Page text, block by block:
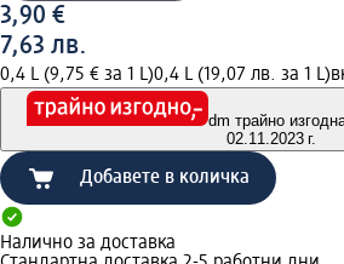
3,90 €
7,63 лв.
0,4 L (9,75 € за 1 L)0,4 L (19,07 лв. за 1 L)
dm трайно
02.11.2023 г.
Добавете в количка
Налично за доставка